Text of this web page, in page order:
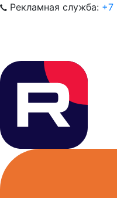
Рекламная служба: +7